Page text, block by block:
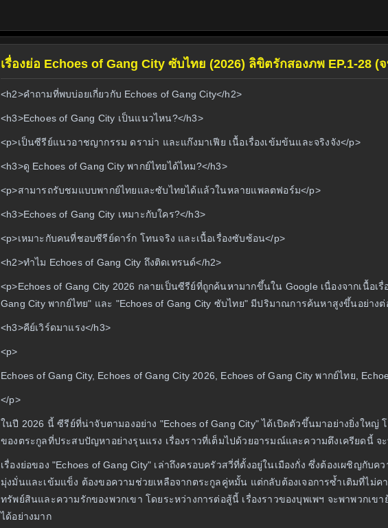
เรื่องย่อ Echoes of Gang City ซับไทย (2026) ลิขิตรักสองภพ EP.1-28 (
<h2>คำถามที่พบบ่อยเกี่ยวกับ Echoes of Gang City</h2>
<h3>Echoes of Gang City เป็นแนวไหน?</h3>
<p>เป็นซีรีย์แนวอาชญากรรม ดราม่า และแก๊งมาเฟีย เนื้อเรื่องเข้มข้นและจริงจัง</p>
<h3>ดู Echoes of Gang City พากย์ไทยได้ไหม?</h3>
<p>สามารถรับชมแบบพากย์ไทยและซับไทยได้แล้วในหลายแพลตฟอร์ม</p>
<h3>Echoes of Gang City เหมาะกับใคร?</h3>
<p>เหมาะกับคนที่ชอบซีรีย์ดาร์ก โทนจริง และเนื้อเรื่องซับซ้อน</p>
<h2>ทำไม Echoes of Gang City ถึงติดเทรนด์</h2>
<p>Echoes of Gang City 2026 กลายเป็นซีรีย์ที่ถูกค้นหามากขึ้นใน Google เนื่องจากเนื้
Gang City พากย์ไทย" และ "Echoes of Gang City ซับไทย" มีปริมาณการค้นหาสูงขึ้นอย่างต่
<h3>คีย์เวิร์ดมาแรง</h3>
<p>
Echoes of Gang City, Echoes of Gang City 2026, Echoes of Gang City พากย์ไทย,
</p>
ในปี 2026 นี้ ซีรีย์ที่น่าจับตามองอย่าง "Echoes of Gang City" ได้เปิดตัวขึ้นมาอย่างยิ่งให
ของตระกูลที่ประสบปัญหาอย่างรุนแรง เรื่องราวที่เต็มไปด้วยอารมณ์และความตึงเครียด
เรื่องย่อของ "Echoes of Gang City" เล่าถึงครอบครัวสวี่ที่ตั้งอยู่ในเมืองกั่ง ซึ่งต้องเผชิญกั
มุ่งมั่นและเข้มแข็ง ต้องขอความช่วยเหลือจากตระกูลคู่หมั้น แต่กลับต้องเจอการซ้ำเติมที่ไ
ทรัพย์สินและความรักของพวกเขา โดยระหว่างการต่อสู้นี้ เรื่องราวของบุพเพฯ จะพาพวก
ได้อย่างมาก